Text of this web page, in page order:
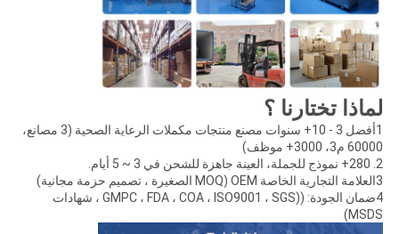
لماذا تختارنا ؟
1أفضل 3 - 10+ سنوات مصنع منتجات مكملات الرعاية الصحية (3 مصانع،
60000 م3، 3000+ موظف)
2. 280+ نموذج للجملة، العينة جاهزة للشحن في 3 ~ 5 أيام.
3العلامة التجارية الخاصة OEM (MOQ الصغيرة ، تصميم حزمة مجانية)
4ضمان الجودة: ((GMPC ، FDA ، COA ، ISO9001 ، SGS ، شهادات
MSDS)